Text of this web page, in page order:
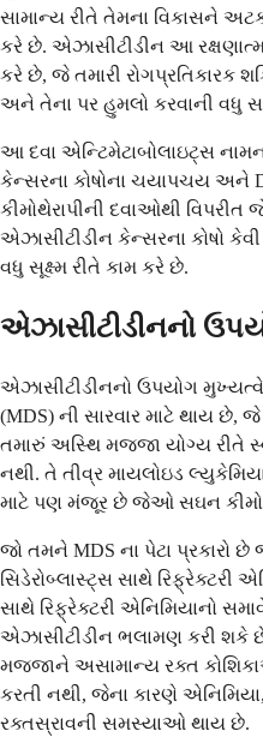
સામાન્ય રીતે તેમના વિકાસને
કરે છે. એઝાસીટીડીન આ
કરે છે, જે તમારી રોગપ્રતિકારક
અને તેના પર હુમલો કરવાની વધુ
આ દવા એન્ટિમેટાબોલાઇટ્સ
કેન્સરના કોષોના ચયાપચય અને
કીમોથેરાપીની દવાઓથી
એઝાસીટીડીન કેન્સરના કોષો કેવી
વધુ સૂક્ષ્મ રીતે કામ કરે છે.
એઝાસીટીડીનનો
એઝાસીટીડીનનો ઉપયોગ મુખ્યત્વે
(MDS) ની સારવાર માટે થાય
તમારું અસ્થિ મજ્જા યોગ્ય રીતે
નથી. તે તીવ્ર માયલોઇડ
માટે પણ મંજૂર છે જેઓ સઘન
જો તમને MDS ના પેટા પ્રકારો છે
સિડેરોબ્લાસ્ટ્સ સાથે રિફ્રેક્ટરી
સાથે રિફ્રેક્ટરી એનિમિયાનો
એઝાસીટીડીન ભલામણ કરી શકે
મજ્જાને અસામાન્ય રક્ત
કરતી નથી, જેના કારણે
રક્તસ્રાવની સમસ્યાઓ થાય છે.